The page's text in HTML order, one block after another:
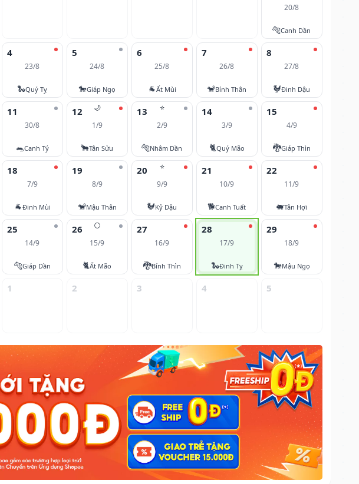
20/8
🐅Canh Dần
4
23/8
🐍Quý Tỵ
5
24/8
🐎Giáp Ngọ
6
25/8
🐐Ất Mùi
7
26/8
🐒Bính Thân
8
27/8
🐓Đinh Dậu
11
30/8
🐀Canh Tý
🌙
12
1/9
🐂Tân Sửu
⭐
13
2/9
🐅Nhâm Dần
14
3/9
🐈Quý Mão
15
4/9
🐉Giáp Thìn
18
7/9
🐐Đinh Mùi
19
8/9
🐒Mậu Thân
⭐
20
9/9
🐓Kỷ Dậu
21
10/9
🐕Canh Tuất
22
11/9
🐖Tân Hợi
25
14/9
🐅Giáp Dần
🌕
26
15/9
🐈Ất Mão
27
16/9
🐉Bính Thìn
28
17/9
🐍Đinh Tỵ
29
18/9
🐎Mậu Ngọ
1 2 3 4 5